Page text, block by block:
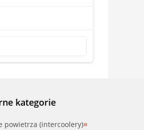
kategorie
powietrza (intercoolery)